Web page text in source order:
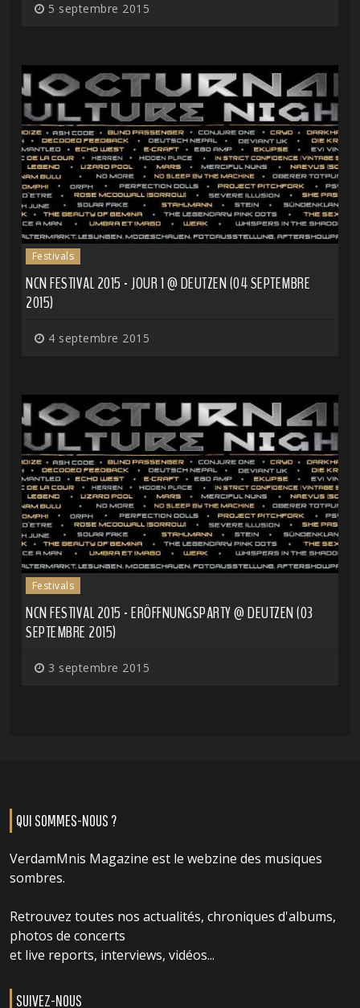
5 septembre 2015
Festivals
NCN FESTIVAL 2015 - JOUR 1 @ DEUTZEN (04 SEPTEMBRE
2015)
4 septembre 2015
Festivals
NCN FESTIVAL 2015 - ERÖFFNUNGSPARTY @ DEUTZEN (03
SEPTEMBRE 2015)
3 septembre 2015
QUI SOMMES-NOUS ?
VerdamMnis Magazine est le webzine des musiques
sombres.
Retrouvez toutes nos actualités, chroniques d'albums,
photos de concerts
et live reports, interviews, vidéos...
SUIVEZ-NOUS